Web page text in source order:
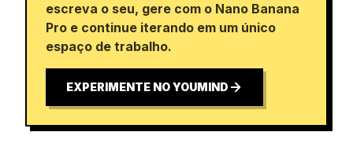
escreva o seu, gere com o Nano Banana
Pro e continue iterando em um único
espaço de trabalho.
EXPERIMENTE NO YOUMIND